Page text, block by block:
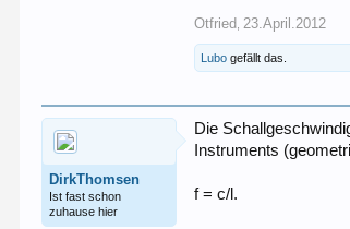
Otfried 23.April.2012
Lubo gefällt das.
DirkThomsen
Ist fast schon
zuhause hier
Die
Instruments
f = c/l.